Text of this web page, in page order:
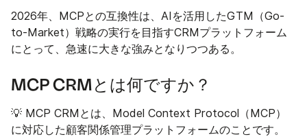
2026年、MCPとの互換性は、AIを活用したGTM（Go-
to-Market）戦略の実行を目指すCRMプラットフォーム
にとって、急速に大きな強みとなりつつある。
MCP CRMとは何ですか？
💡 MCP CRMとは、Model Context Protocol（MCP）
に対応した顧客関係管理プラットフォームのことです。